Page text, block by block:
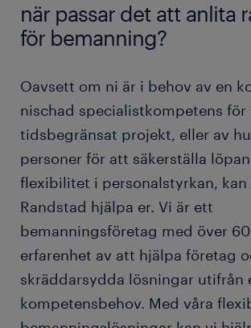
när passar det att anlita
för bemanning?
Oavsett om ni är i behov av en
nischad specialistkompetens för
tidsbegränsat projekt, eller av
personer för att säkerställa
flexibilitet i personalstyrkan, kan
Randstad hjälpa er. Vi är ett
bemanningsföretag med över
erfarenhet av att hjälpa företag
skräddarsydda lösningar utifrån
kompetensbehov. Med våra